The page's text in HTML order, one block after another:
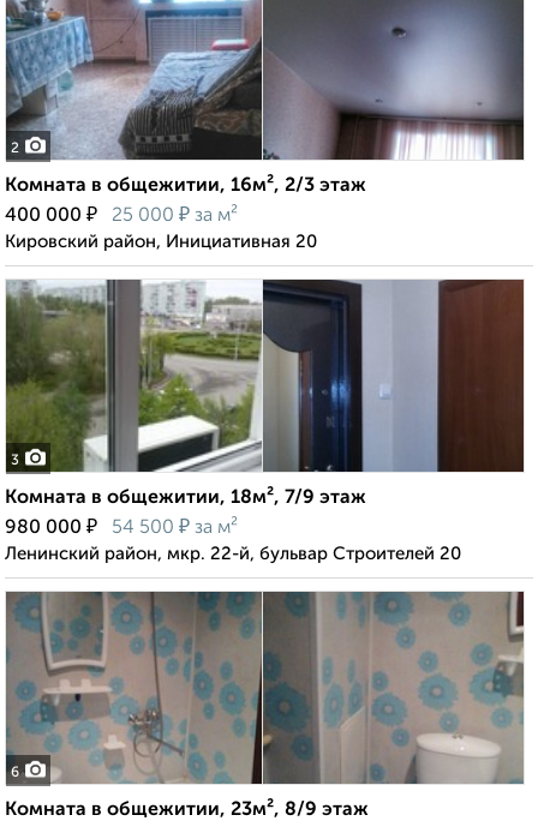
2
Комната в общежитии, 16м², 2/3 этаж
400 000 ₽ 25 000 ₽ за м²
Кировский район, Инициативная 20
3
Комната в общежитии, 18м², 7/9 этаж
980 000 ₽ 54 500 ₽ за м²
Ленинский район, мкр. 22-й, бульвар Строителей 20
6
Комната в общежитии, 23м², 8/9 этаж